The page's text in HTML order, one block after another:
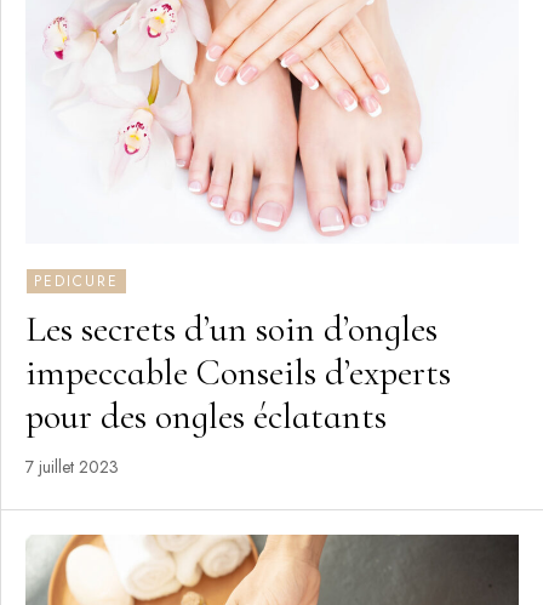
PEDICURE
Les secrets d’un soin d’ongles
impeccable Conseils d’experts
pour des ongles éclatants
7 juillet 2023